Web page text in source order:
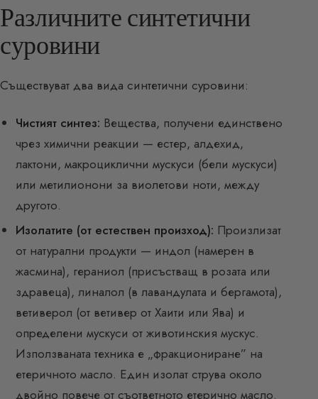
Различните синтетични
суровини
Съществуват два вида синтетични суровини:
Чистият синтез: Вещества, получени единствено
чрез химични реакции — естер, алдехид,
лактони, макроциклични мускуси (бели мускуси)
или метилионони за виолетови ноти, между
другото.
Изолатите (от естествен произход): Произлизат
от натурални продукти — индол (намерен в
жасмина), гераниол (присъстващ в розата или
здравеца), линалол (в лавандулата и бергамота),
ветиверол (от ветивер от Хаити или Ява) и
определени мускуси от животинския мускус.
Използваната техника е „фракциониране” на
етеричното масло. Един изолат струва около
двойно повече от съответното етерично масло.